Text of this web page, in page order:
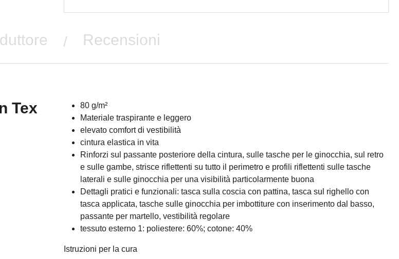
/ Recensioni
Tex
80 g/m²
Materiale traspirante e leggero
elevato comfort di vestibilità
cintura elastica in vita
Rinforzi sul passante posteriore della cintura, sulle tasche per le ginocchia, sul retro
e sulle gambe, strisce riflettenti su tutto il perimetro e profili riflettenti sulle tasche
laterali e sulle ginocchia per una visibilità particolarmente buona
Dettagli pratici e funzionali: tasca sulla coscia con pattina, tasca sul righello con
tasca applicata, tasche sulle ginocchia per imbottiture con inserimento dal basso,
passante per martello, vestibilità regolare
tessuto esterno 1: poliestere: 60%; cotone: 40%
Istruzioni per la cura